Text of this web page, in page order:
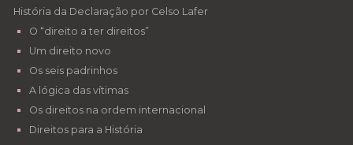
História da Declaração por Celso Lafer
O “direito a ter direitos”
Um direito novo
Os seis padrinhos
A lógica das vítimas
Os direitos na ordem internacional
Direitos para a História